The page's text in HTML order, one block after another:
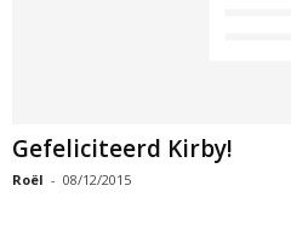
Gefeliciteerd Kirby!
Roël - 08/12/2015